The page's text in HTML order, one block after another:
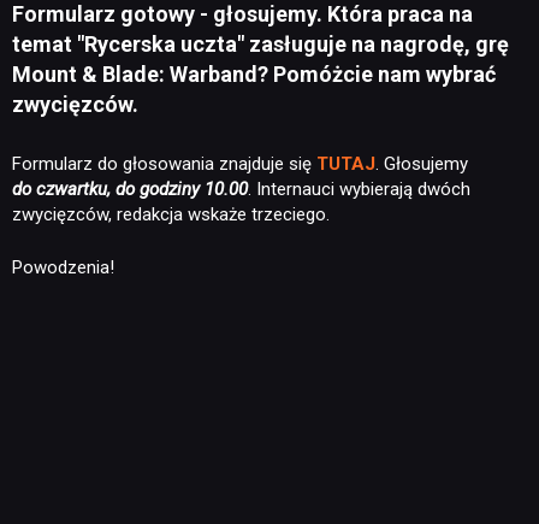
Formularz gotowy - głosujemy. Która praca na
temat "Rycerska uczta" zasługuje na nagrodę, grę
Mount & Blade: Warband? Pomóżcie nam wybrać
zwycięzców.
Formularz do głosowania znajduje się TUTAJ. Głosujemy
do czwartku, do godziny 10.00. Internauci wybierają dwóch
zwycięzców, redakcja wskaże trzeciego.
Powodzenia!